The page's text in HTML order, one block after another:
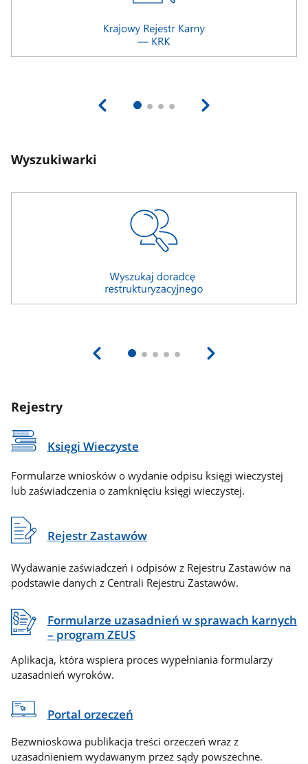
Wyszukiwarki
Rejestry
Księgi Wieczyste
Formularze wniosków o wydanie odpisu księgi wieczystej
lub zaświadczenia o zamknięciu księgi wieczystej.
Rejestr Zastawów
Wydawanie zaświadczeń i odpisów z Rejestru Zastawów na
podstawie danych z Centrali Rejestru Zastawów.
Formularze uzasadnień w sprawach karnych
– program ZEUS
Aplikacja, która wspiera proces wypełniania formularzy
uzasadnień wyroków.
Portal orzeczeń
Bezwnioskowa publikacja treści orzeczeń wraz z
uzasadnieniem wydawanym przez sądy powszechne.